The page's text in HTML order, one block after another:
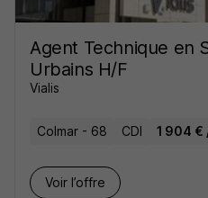
Agent Technique en
Urbains H/F
Vialis
Colmar - 68 CDI 1 904 €
Voir l’offre